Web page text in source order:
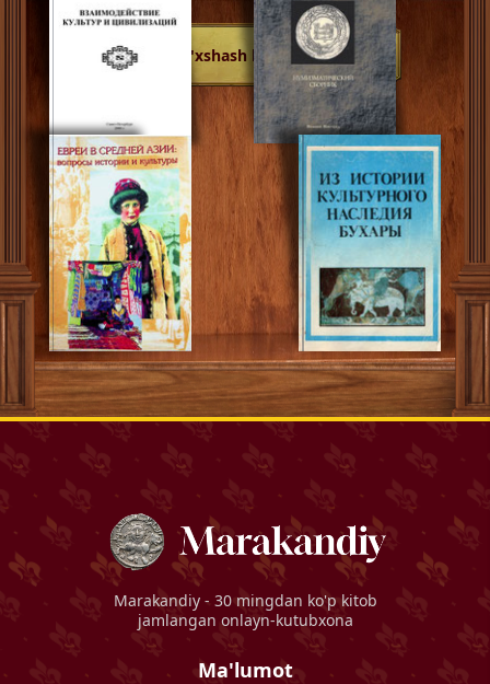
O'xshash kitoblar
Marakandiy - 30 mingdan ko'p kitob
jamlangan onlayn-kutubxona
Ma'lumot